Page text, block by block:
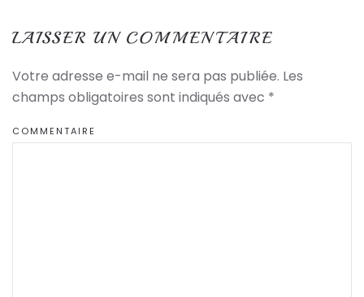
LAISSER UN COMMENTAIRE
Votre adresse e-mail ne sera pas publiée. Les
champs obligatoires sont indiqués avec *
COMMENTAIRE